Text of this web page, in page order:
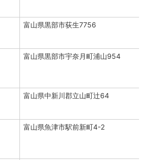
富山県黒部市荻生7756
富山県黒部市宇奈月町浦山954
富山県中新川郡立山町辻64
富山県魚津市駅前新町4-2